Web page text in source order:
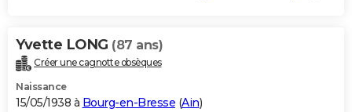
Yvette LONG (87 ans)
Créer une cagnotte obsèques
Naissance
15/05/1938 à Bourg-en-Bresse (Ain)